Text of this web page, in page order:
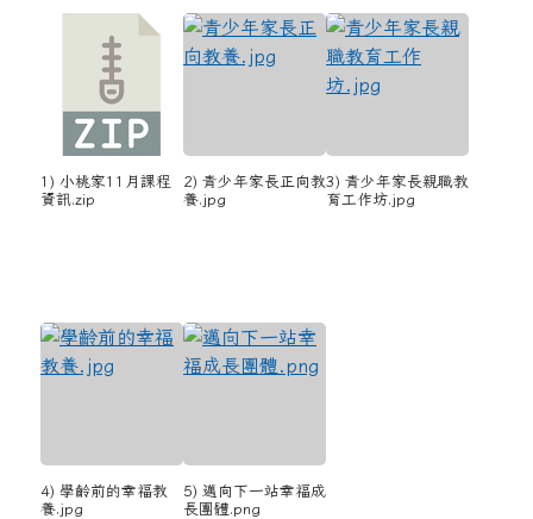
1) 小桃家11月課程
資訊.zip
2) 青少年家長正向教
養.jpg
3) 青少年家長親職教
育工作坊.jpg
4) 學齡前的幸福教
養.jpg
5) 邁向下一站幸福成
長團體.png